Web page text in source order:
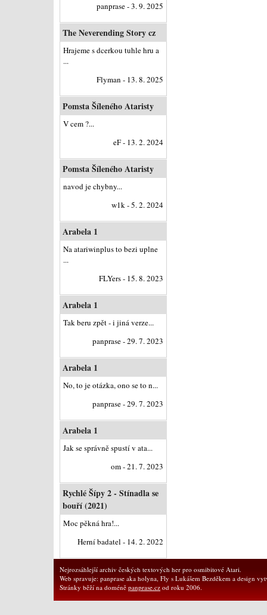
panprase - 3. 9. 2025
The Neverending Story cz
Hrajeme s dcerkou tuhle hru a
...
Flyman - 13. 8. 2025
Pomsta Šíleného Ataristy
V cem ?...
eF - 13. 2. 2024
Pomsta Šíleného Ataristy
navod je chybny...
w1k - 5. 2. 2024
Arabela 1
Na atariwinplus to bezi uplne
...
FLYers - 15. 8. 2023
Arabela 1
Tak beru zpět - i jiná verze...
panprase - 29. 7. 2023
Arabela 1
No, to je otázka, ono se to n...
panprase - 29. 7. 2023
Arabela 1
Jak se správně spustí v ata...
om - 21. 7. 2023
Rychlé Šípy 2 - Stínadla se
bouří (2021)
Moc pěkná hra!...
Herní badatel - 14. 2. 2022
Nejrozsáhlejší archiv českých textových her pro osmibitové Atari.
Web spravuje: panprase aka holyna, Fly s Lukášem Bezděkem a design
Stránky běží na doméně panprase.cz od roku 2006.